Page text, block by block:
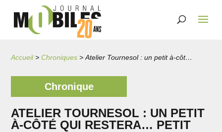
Accueil>Chroniques > Atelier Tournesol : un petit à-côté qui restera… petit
Chronique
ATELIER TOURNESOL : UN PETIT
À-CÔTÉ QUI RESTERA… PETIT